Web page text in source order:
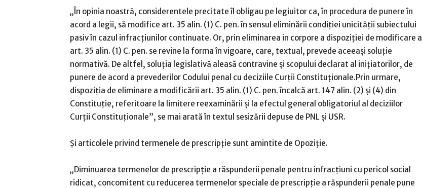
„În opinia noastră, considerentele precitate îl obligau pe legiuitor ca, în procedura de punere în
acord a legii, să modifice art. 35 alin. (1) C. pen. în sensul eliminării condiţiei unicităţii subiectului
pasiv în cazul infracţiunilor continuate. Or, prin eliminarea in corpore a dispoziţiei de modificare a
art. 35 alin. (1) C. pen. se revine la forma în vigoare, care, textual, prevede aceeaşi soluţie
normativă. De altfel, soluţia legislativă aleasă contravine şi scopului declarat al iniţiatorilor, de
punere de acord a prevederilor Codului penal cu deciziile Curţii Constituţionale.Prin urmare,
dispoziţia de eliminare a modificării art. 35 alin. (1) C. pen. încalcă art. 147 alin. (2) şi (4) din
Constituţie, referitoare la limitere reexaminării şi la efectul general obligatoriul al deciziilor
Curţii Constituţionale”, se mai arată în textul sesizării depuse de PNL şi USR.
Şi articolele privind termenele de prescripţie sunt amintite de Opoziţie.
„Diminuarea termenelor de prescripţie a răspunderii penale pentru infracţiuni cu pericol social
ridicat, concomitent cu reducerea termenelor speciale de prescripţie a răspunderii penale pune